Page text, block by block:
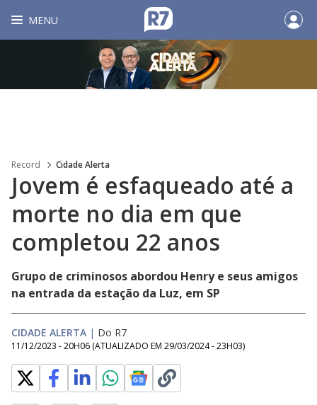
MENU
Record Cidade Alerta
Jovem é esfaqueado até a
morte no dia em que
completou 22 anos
Grupo de criminosos abordou Henry e seus amigos
na entrada da estação da Luz, em SP
CIDADE ALERTA | Do R7
11/12/2023 - 20H06 (ATUALIZADO EM 29/03/2024 - 23H03)